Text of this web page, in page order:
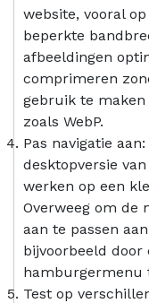
website, vooral
beperkte
afbeeldingen
comprimeren
gebruik te
zoals WebP.
Pas navigatie
desktopversie
werken op een
Overweeg om de
aan te passen
bijvoorbeeld
hamburgermenu
Test op